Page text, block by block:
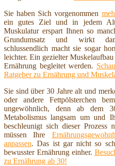
Sie haben Sich vorgenommen
ein gutes Ziel und in jedem
Muskulatur erspart Ihnen so
Grundumsatz und wirkt
schlussendlich macht sie sogar
leichter. Ein gezielter
Ernährung begleitet werden.
Ratgeber zu Ernährung und
Sie sind über 30 Jahre alt und
oder andere Fettpölsterchen
ungewöhnlich, denn ab dem
Metabolismus langsam um und
beschleunigt sich dieser Prozess
müssen Ihre
anpassen. Das ist gar nicht so
bewusster Ernährung einher.
zu Ernährung ab 30!